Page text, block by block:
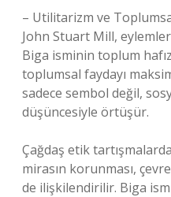
– Utilitarizm ve
John Stuart Mill,
Biga isminin toplum
toplumsal faydayı
sadece sembol değil,
düşüncesiyle örtüşür.
Çağdaş etik
mirasın korunması,
de ilişkilendirilir. Biga